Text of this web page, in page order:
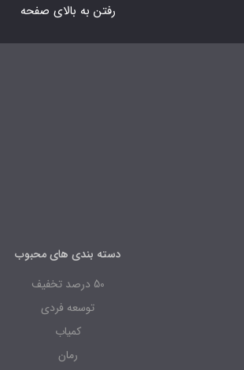
رفتن به بالای صفحه
دسته بندی های محبوب
توسعه فردی